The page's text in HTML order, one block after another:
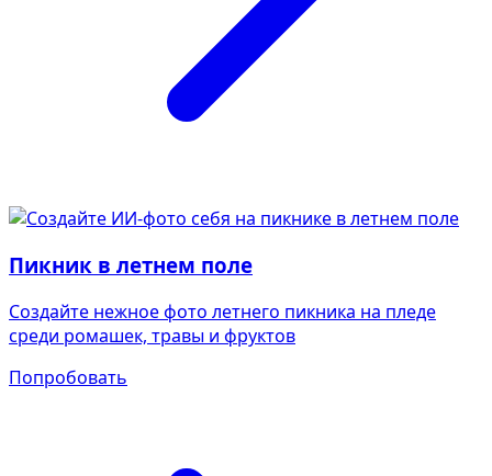
Пикник в летнем поле
Создайте нежное фото летнего пикника на пледе
среди ромашек, травы и фруктов
Попробовать